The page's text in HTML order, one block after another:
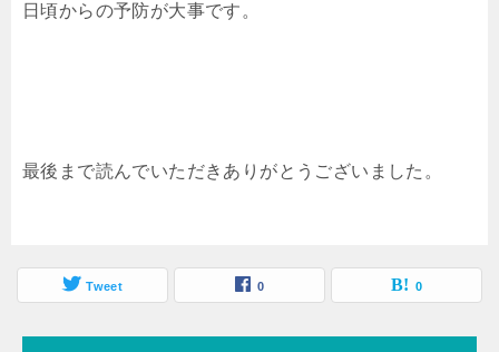
日頃からの予防が大事です。
最後まで読んでいただきありがとうございました。
Tweet 0 0